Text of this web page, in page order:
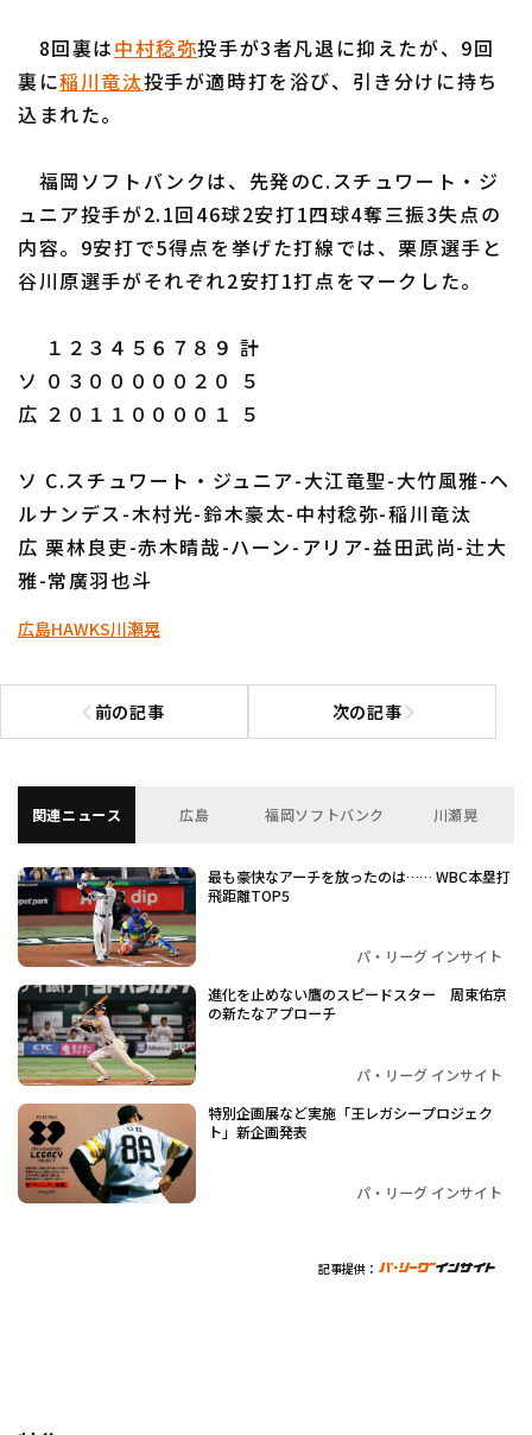
運営会社（別ウィンドウで開く） よくある質問
特定商取引法の表示
8回裏は中村稔弥投手が3者凡退に抑えたが、9回
裏に稲川竜汰投手が適時打を浴び、引き分けに持ち
込まれた。
福岡ソフトバンクは、先発のC.スチュワート・ジ
ュニア投手が2.1回46球2安打1四球4奪三振3失点の
内容。9安打で5得点を挙げた打線では、栗原選手と
谷川原選手がそれぞれ2安打1打点をマークした。
１２３４５６７８９ 計
ソ ０３０００００２０ ５
広 ２０１１００００１ ５
ソ C.スチュワート・ジュニア-大江竜聖-大竹風雅-ヘ
ルナンデス-木村光-鈴木豪太-中村稔弥-稲川竜汰
広 栗林良吏-赤木晴哉-ハーン-アリア-益田武尚-辻大
雅-常廣羽也斗
広島HAWKS川瀬晃
前の記事
前の記事へ 次の記事次の記事へ
関連ニュース 広島 福岡ソフトバンク 川瀬晃
最も豪快なアーチを放ったのは…… WBC本塁打
飛距離TOP5
パ・リーグ インサイト
進化を止めない鷹のスピードスター 周東佑京
の新たなアプローチ
パ・リーグ インサイト
特別企画展など実施「王レガシープロジェク
ト」新企画発表
パ・リーグ インサイト
記事提供：